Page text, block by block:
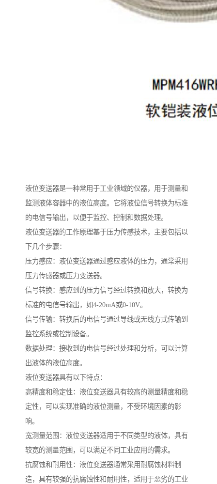
液位变送器是一种常用于工业领域的仪器，用于测量和
监测液体容器中的液位高度。它将液位信号转换为标准
的电信号输出，以便于监控、控制和数据处理。
液位变送器的工作原理基于压力传感技术，主要包括以
下几个步骤：
压力感应：液位变送器通过感应液体的压力，通常采用
压力传感器或压力变送器。
信号转换：感应到的压力信号经过转换和放大，转换为
标准的电信号输出，如4-20mA或0-10V。
信号传输：转换后的电信号通过导线或无线方式传输到
监控系统或控制设备。
数据处理：接收到的电信号经过处理和分析，可以计算
出液体的液位高度。
液位变送器具有以下特点：
高精度和稳定性：液位变送器具有较高的测量精度和稳
定性，可以实现准确的液位测量，不受环境因素的影
响。
宽测量范围：液位变送器适用于不同类型的液体，具有
较宽的测量范围，可以满足不同工业应用的需求。
抗腐蚀和耐用性：液位变送器通常采用耐腐蚀材料制
造，具有较强的抗腐蚀性和耐用性，适用于恶劣的工业